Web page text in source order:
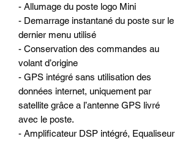
- Allumage du poste logo Mini
- Demarrage instantané du poste sur le
dernier menu utilisé
- Conservation des commandes au
volant d’origine
- GPS intégré sans utilisation des
données internet, uniquement par
satellite grâce a l’antenne GPS livré
avec le poste.
- Amplificateur DSP intégré, Equaliseur